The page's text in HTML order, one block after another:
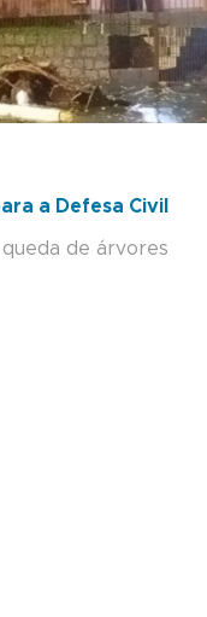
a Defesa Civil
de árvores